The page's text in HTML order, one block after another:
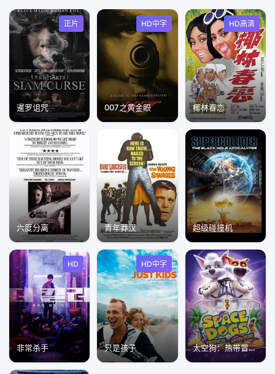
正片
暹罗诅咒
HD中字
007之黄金眼
HD高清
椰林春恋
六度分离 青年莽汉 超级碰撞机
HD
非常杀手
HD中字
只是孩子 太空狗：热带冒险2020